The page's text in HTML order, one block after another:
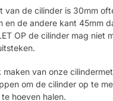
van de cilinder is 30mm
en de andere kant 45mm
OP de cilinder mag niet
van onze
om de cilinder op te
hoeven halen.